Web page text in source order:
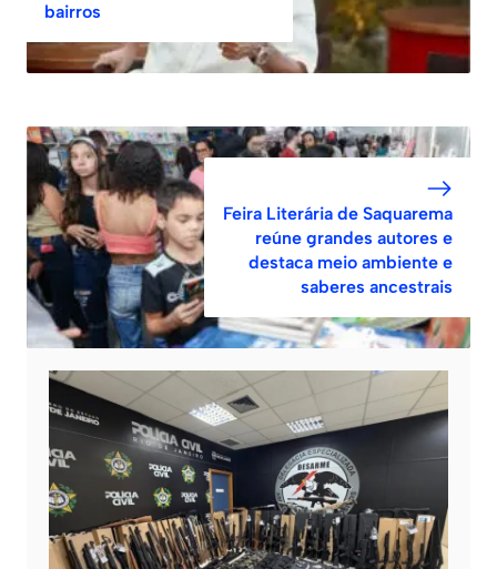
bairros
Feira Literária de Saquarema
reúne grandes autores e
destaca meio ambiente e
saberes ancestrais